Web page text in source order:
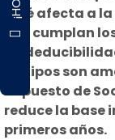
esté afecta a
y se cumplan
de
equipos son
Impuesto de
reduce la base
primeros años.